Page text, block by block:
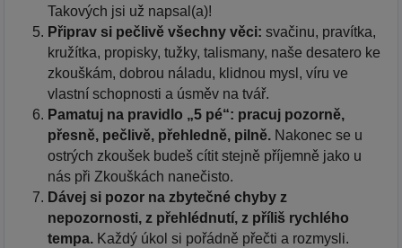
Takových jsi už napsal(a)!
Připrav si pečlivě všechny věci: svačinu, pravítka,
kružítka, propisky, tužky, talismany, naše desatero ke
zkouškám, dobrou náladu, klidnou mysl, víru ve
vlastní schopnosti a úsměv na tvář.
Pamatuj na pravidlo „5 pé“: pracuj pozorně,
přesně, pečlivě, přehledně, pilně. Nakonec se u
ostrých zkoušek budeš cítit stejně příjemně jako u
nás při Zkouškách nanečisto.
Dávej si pozor na zbytečné chyby z
nepozornosti, z přehlédnutí, z příliš rychlého
tempa. Každý úkol si pořádně přečti a rozmysli.